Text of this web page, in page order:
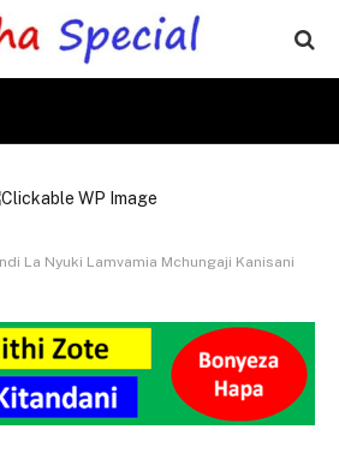
La Nyuki Lamvamia Mchungaji Kanisani